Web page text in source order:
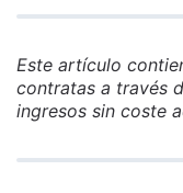
informa a la
regulación
por lo que
operación
Este artículo
contratas a través
ingresos sin coste